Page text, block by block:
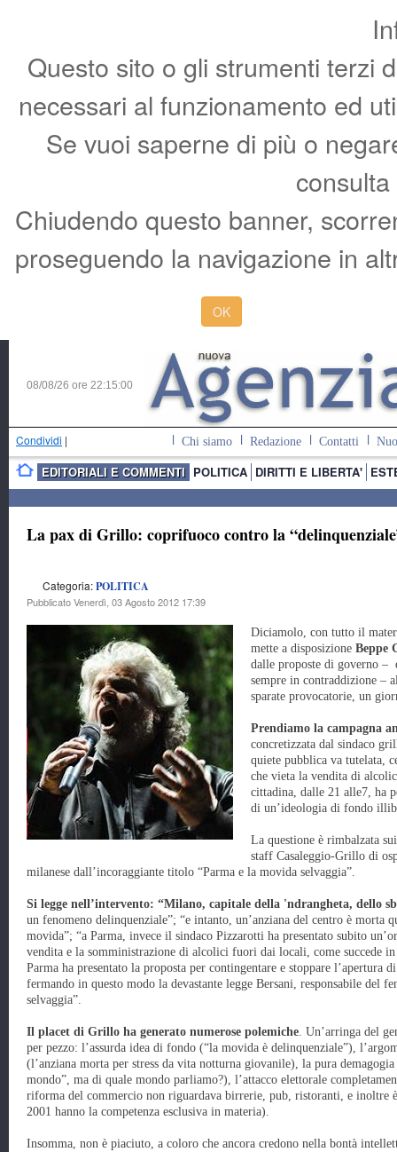
Questo sito o gli strumenti terzi
necessari al funzionamento ed
Se vuoi saperne di più o
Chiudendo questo banner,
proseguendo la navigazione in
OK
08/08/26 ore 22:15:01
Condividi | Chi siamo Redazione Contatti
EDITORIALI E COMMENTI POLITICA DIRITTI E LIBERTA'
La pax di Grillo: coprifuoco contro la
Categoria:POLITICA
Pubblicato Venerdì, 03 Agosto 2012 17:39
Diciamolo, con tutto il
mette a disposizione Beppe
dalle proposte di governo –
sempre in contraddizione –
sparate provocatorie, un
Prendiamo la campagna
concretizzata dal sindaco
quiete pubblica va tutelata,
che vieta la vendita di
cittadina, dalle 21 alle7, ha
di un’ideologia di fondo
La questione è rimbalzata
staff Casaleggio-Grillo di
milanese dall’incoraggiante titolo “Parma e la movida selvaggia”.
Si legge nell’intervento: “Milano, capitale della 'ndrangheta, dello
un fenomeno delinquenziale”; “e intanto, un’anziana del centro è morta
movida”; “a Parma, invece il sindaco Pizzarotti ha presentato subito
vendita e la somministrazione di alcolici fuori dai locali, come succede
Parma ha presentato la proposta per contingentare e stoppare
fermando in questo modo la devastante legge Bersani, responsabile del
selvaggia”.
Il placet di Grillo ha generato numerose polemiche. Un’arringa del
per pezzo: l’assurda idea di fondo (“la movida è delinquenziale”),
(l’anziana morta per stress da vita notturna giovanile), la pura
mondo”, ma di quale mondo parliamo?), l’attacco elettorale
riforma del commercio non riguardava birrerie, pub, ristoranti, e inoltre
2001 hanno la competenza esclusiva in materia).
Insomma, non è piaciuto, a coloro che ancora credono nella bontà